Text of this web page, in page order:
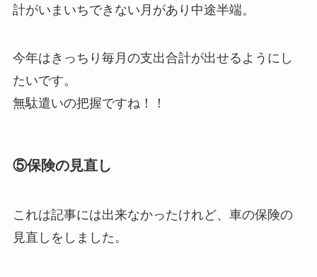
計がいまいちできない月があり中途半端。
今年はきっちり毎月の支出合計が出せるようにし
たいです。
無駄遣いの把握ですね！！
⑤保険の見直し
これは記事には出来なかったけれど、車の保険の
見直しをしました。